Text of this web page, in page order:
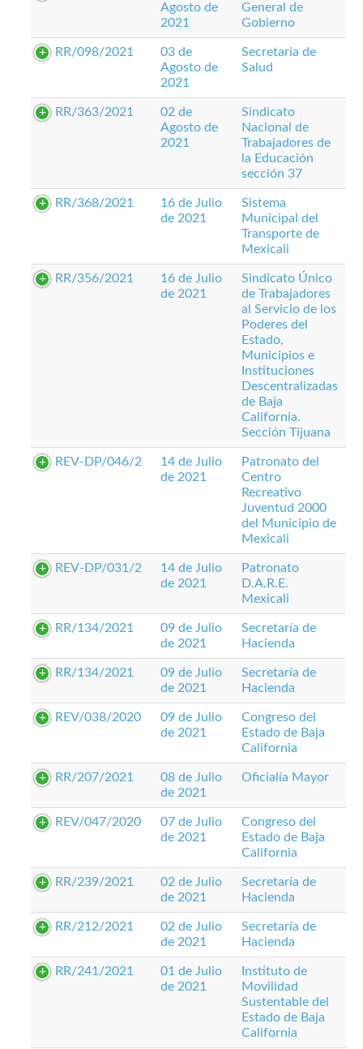
Agosto de
2021
General de
Gobierno
RR/098/2021
03 de
Agosto de
2021
Secretaria de
Salud
RR/363/2021
02 de
Agosto de
2021
Sindicato
Nacional de
Trabajadores de
la Educación
sección 37
RR/368/2021
16 de Julio
de 2021
Sistema
Municipal del
Transporte de
Mexicali
RR/356/2021
16 de Julio
de 2021
Sindicato Único
de Trabajadores
al Servicio de los
Poderes del
Estado,
Municipios e
Instituciones
Descentralizadas
de Baja
California.
Sección Tijuana
REV-DP/046/2
14 de Julio
de 2021
Patronato del
Centro
Recreativo
Juventud 2000
del Municipio de
Mexicali
REV-DP/031/2
14 de Julio
de 2021
Patronato
D.A.R.E.
Mexicali
RR/134/2021
09 de Julio
de 2021
Secretaría de
Hacienda
RR/134/2021
09 de Julio
de 2021
Secretaría de
Hacienda
REV/038/2020
09 de Julio
de 2021
Congreso del
Estado de Baja
California
RR/207/2021
08 de Julio
de 2021
Oficialía Mayor
REV/047/2020
07 de Julio
de 2021
Congreso del
Estado de Baja
California
RR/239/2021
02 de Julio
de 2021
Secretaría de
Hacienda
RR/212/2021
02 de Julio
de 2021
Secretaría de
Hacienda
RR/241/2021
01 de Julio
de 2021
Instituto de
Movilidad
Sustentable del
Estado de Baja
California